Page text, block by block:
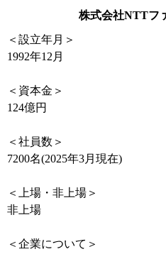
株式会社NTTフ
＜設立年月＞
1992年12月
＜資本金＞
124億円
＜社員数＞
7200名(2025年3月現在)
＜上場・非上場＞
非上場
＜企業について＞